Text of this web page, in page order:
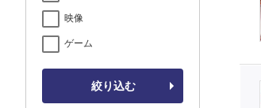
映像
ゲーム
絞り込む